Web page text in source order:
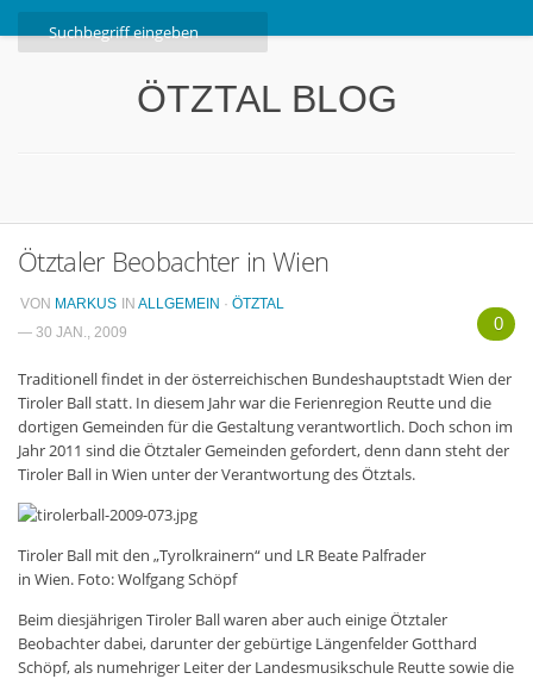
Home
Kostenloser Bustransfer ins Gletscherskigebiet von
Sölden
Impressum
Kontakt
Datenschutzerklärung
ÖTZTAL BLOG
Ötztaler Beobachter in Wien
0
VON MARKUS IN ALLGEMEIN · ÖTZTAL
— 30 JAN., 2009
Traditionell findet in der österreichischen Bundeshauptstadt Wien der
Tiroler Ball statt. In diesem Jahr war die Ferienregion Reutte und die
dortigen Gemeinden für die Gestaltung verantwortlich. Doch schon im
Jahr 2011 sind die Ötztaler Gemeinden gefordert, denn dann steht der
Tiroler Ball in Wien unter der Verantwortung des Ötztals.
Tiroler Ball mit den „Tyrolkrainern“ und LR Beate Palfrader
in Wien. Foto: Wolfgang Schöpf
Beim diesjährigen Tiroler Ball waren aber auch einige Ötztaler
Beobachter dabei, darunter der gebürtige Längenfelder Gotthard
Schöpf, als numehriger Leiter der Landesmusikschule Reutte sowie die